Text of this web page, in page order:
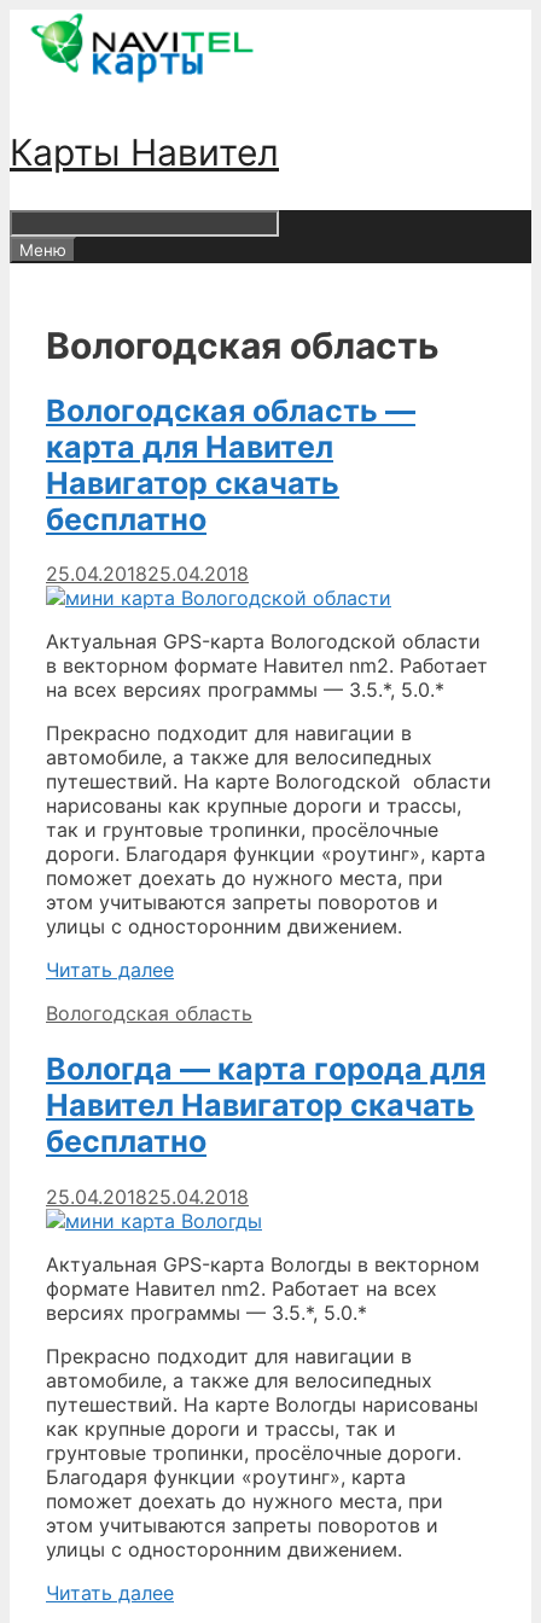
Перейти
содержимому
Карты Навител
Меню
Вологодская область
Вологодская область —
карта для Навител
Навигатор скачать
бесплатно
25.04.201825.04.2018
Актуальная GPS-карта Вологодской области
в векторном формате Навител nm2. Работает
на всех версиях программы — 3.5.*, 5.0.*
Прекрасно подходит для навигации в
автомобиле, а также для велосипедных
путешествий. На карте Вологодской области
нарисованы как крупные дороги и трассы,
так и грунтовые тропинки, просёлочные
дороги. Благодаря функции «роутинг», карта
поможет доехать до нужного места, при
этом учитываются запреты поворотов и
улицы с односторонним движением.
Читать далееВологодская
—
для
Навител
Навигатор
скачать
бесплатно
Рубрики
Вологодская область
Вологда — карта города для
Навител Навигатор скачать
бесплатно
25.04.201825.04.2018
Актуальная GPS-карта Вологды в векторном
формате Навител nm2. Работает на всех
версиях программы — 3.5.*, 5.0.*
Прекрасно подходит для навигации в
автомобиле, а также для велосипедных
путешествий. На карте Вологды нарисованы
как крупные дороги и трассы, так и
грунтовые тропинки, просёлочные дороги.
Благодаря функции «роутинг», карта
поможет доехать до нужного места, при
этом учитываются запреты поворотов и
улицы с односторонним движением.
Читать далееВологда